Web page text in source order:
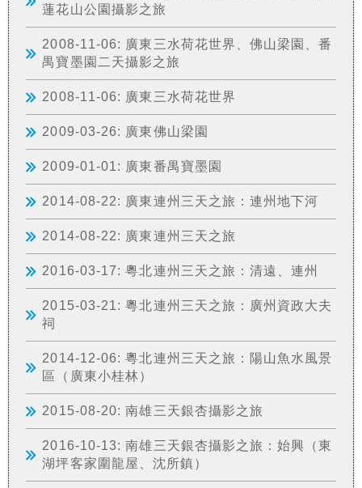
蓮花山公園攝影之旅
2008-11-06: 廣東三水荷花世界、佛山梁園、番
禺寶墨園二天攝影之旅
2008-11-06: 廣東三水荷花世界
2009-03-26: 廣東佛山梁園
2009-01-01: 廣東番禺寶墨園
2014-08-22: 廣東連州三天之旅：連州地下河
2014-08-22: 廣東連州三天之旅
2016-03-17: 粵北連州三天之旅：清遠、連州
2015-03-21: 粵北連州三天之旅：廣州資政大夫
祠
2014-12-06: 粵北連州三天之旅：陽山魚水風景
區（廣東小桂林）
2015-08-20: 南雄三天銀杏攝影之旅
2016-10-13: 南雄三天銀杏攝影之旅：始興（東
湖坪客家圍龍屋、沈所鎮）